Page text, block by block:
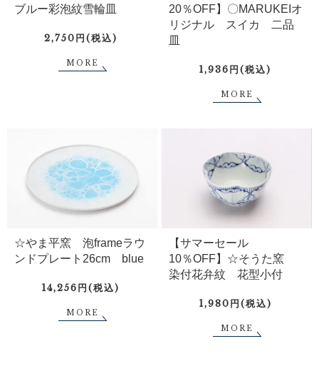
ブルー彩泡紋雪輪皿
2,750円(税込)
MORE
20％OFF】〇MARUKEIオ
リジナル スイカ 二品
皿
1,936円(税込)
MORE
☆やま平窯 泡frameラウ
ンドプレート26cm blue
14,256円(税込)
MORE
【サマーセール
10％OFF】☆そうた窯
染付花弁紋 花型小付
1,980円(税込)
MORE